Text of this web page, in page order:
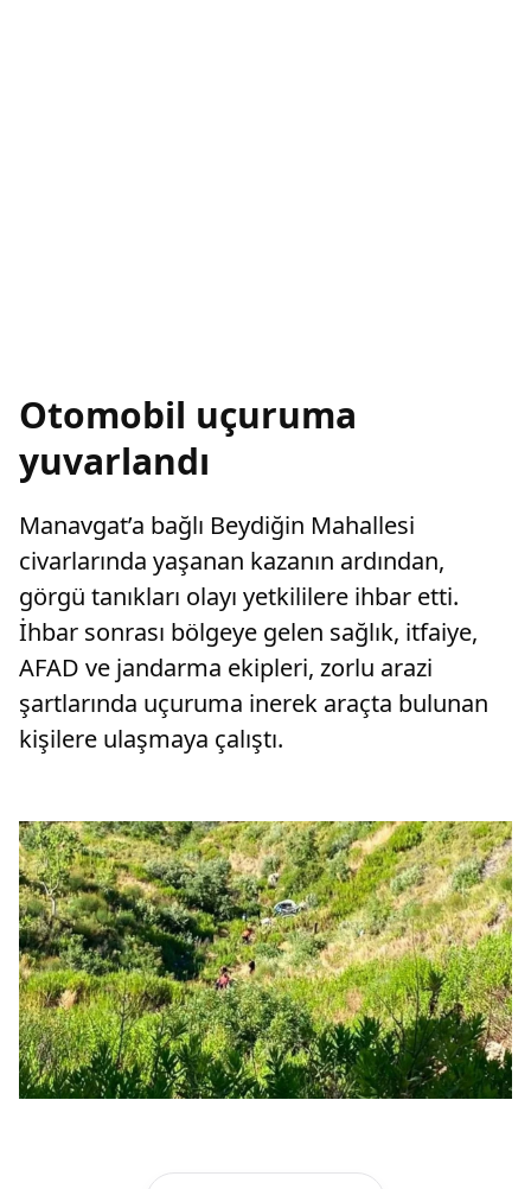
Otomobil uçuruma
yuvarlandı
Manavgat’a bağlı Beydiğin Mahallesi
civarlarında yaşanan kazanın ardından,
görgü tanıkları olayı yetkililere ihbar etti.
İhbar sonrası bölgeye gelen sağlık, itfaiye,
AFAD ve jandarma ekipleri, zorlu arazi
şartlarında uçuruma inerek araçta bulunan
kişilere ulaşmaya çalıştı.